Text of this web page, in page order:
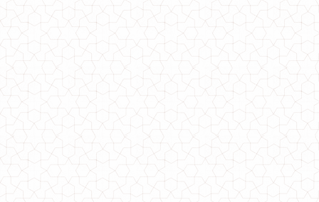
Модна довга трикотажна сукня з капюшоном
710.00грн.